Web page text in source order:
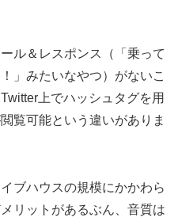
ル＆レスポンス（「乗って
」みたいなやつ）がないこ
上でハッシュタグを用
覧可能という違いがありま
ブハウスの規模にかかわら
リットがあるぶん、音質は